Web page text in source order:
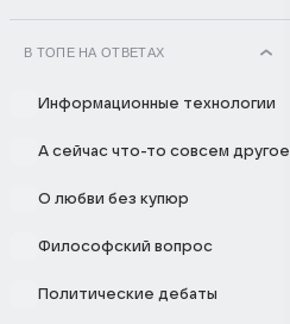
В ТОПЕ НА ОТВЕТАХ
Информационные технологии
А сейчас что-то совсем другое
О любви без купюр
Философский вопрос
Политические дебаты